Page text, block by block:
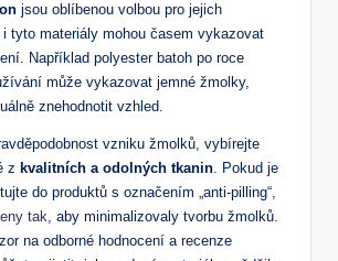
jsou oblíbenou volbou pro jejich
tyto materiály‌ mohou‍ časem ⁤vykazovat
Například polyester batoh po roce
může vykazovat⁣ jemné ⁤žmolky,
znehodnotit vzhled.
vzniku žmolků, ‍vybírejte⁣
z kvalitních a odolných tkanin. Pokud je
⁣do produktů s ⁣označením „anti-pilling“,
tak, aby minimalizovaly tvorbu žmolků.
na ‍odborné hodnocení a recenze